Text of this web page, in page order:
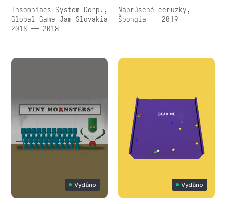
Insomniacs System Corp.,
Global Game Jam Slovakia
2018 — 2018
Nabrúsené ceruzky,
Špongia — 2019
Vydáno Vydáno